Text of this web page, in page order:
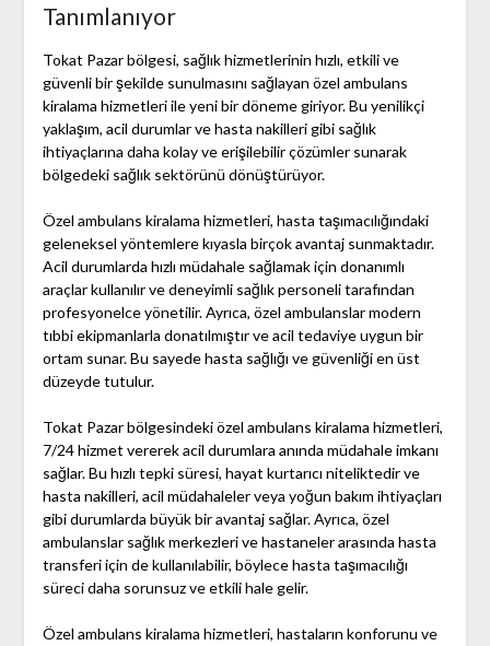
Tanımlanıyor
Tokat Pazar bölgesi, sağlık hizmetlerinin hızlı, etkili ve
güvenli bir şekilde sunulmasını sağlayan özel ambulans
kiralama hizmetleri ile yeni bir döneme giriyor. Bu yenilikçi
yaklaşım, acil durumlar ve hasta nakilleri gibi sağlık
ihtiyaçlarına daha kolay ve erişilebilir çözümler sunarak
bölgedeki sağlık sektörünü dönüştürüyor.
Özel ambulans kiralama hizmetleri, hasta taşımacılığındaki
geleneksel yöntemlere kıyasla birçok avantaj sunmaktadır.
Acil durumlarda hızlı müdahale sağlamak için donanımlı
araçlar kullanılır ve deneyimli sağlık personeli tarafından
profesyonelce yönetilir. Ayrıca, özel ambulanslar modern
tıbbi ekipmanlarla donatılmıştır ve acil tedaviye uygun bir
ortam sunar. Bu sayede hasta sağlığı ve güvenliği en üst
düzeyde tutulur.
Tokat Pazar bölgesindeki özel ambulans kiralama hizmetleri,
7/24 hizmet vererek acil durumlara anında müdahale imkanı
sağlar. Bu hızlı tepki süresi, hayat kurtarıcı niteliktedir ve
hasta nakilleri, acil müdahaleler veya yoğun bakım ihtiyaçları
gibi durumlarda büyük bir avantaj sağlar. Ayrıca, özel
ambulanslar sağlık merkezleri ve hastaneler arasında hasta
transferi için de kullanılabilir, böylece hasta taşımacılığı
süreci daha sorunsuz ve etkili hale gelir.
Özel ambulans kiralama hizmetleri, hastaların konforunu ve